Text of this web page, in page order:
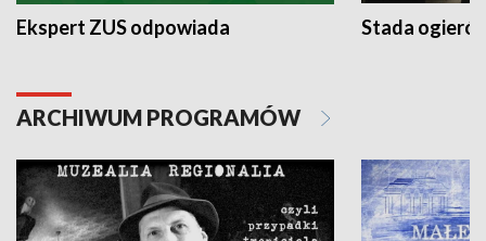
Ekspert ZUS odpowiada Stada
ARCHIWUM PROGRAMÓW